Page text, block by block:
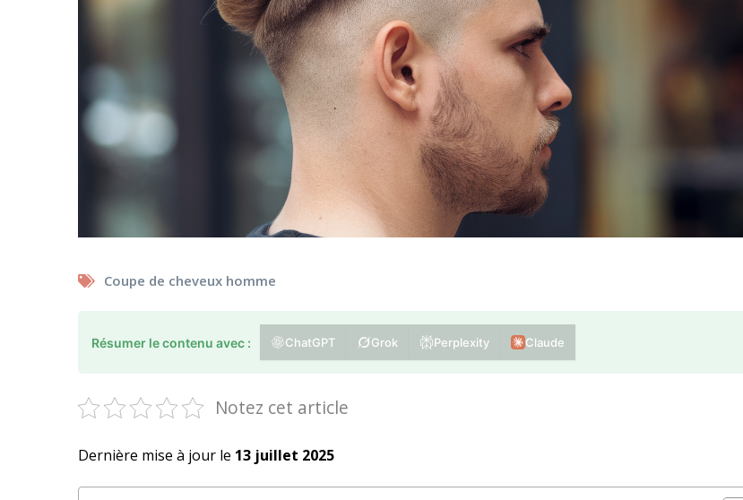
Coupe de cheveux homme
Résumer le contenu avec : ChatGPT Grok Perplexity Claude
Notez cet article
Dernière mise à jour le 13 juillet 2025